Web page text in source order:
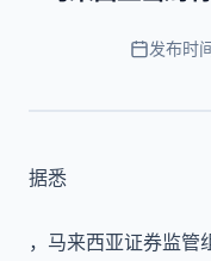
发布时
据悉
，马来西亚证券监管